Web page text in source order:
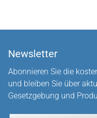
Newsletter
Abonnieren Sie die
und bleiben Sie über
Gesetzgebung und